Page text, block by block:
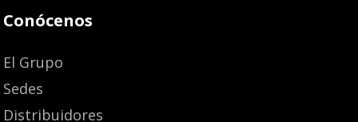
Conócenos
El Grupo
Sedes
Distribuidores